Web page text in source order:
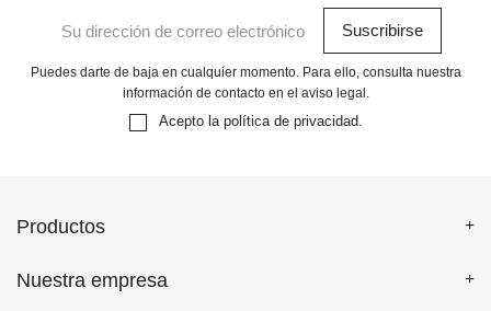
Puedes darte de baja en cualquier momento. Para ello, consulta nuestra
información de contacto en el aviso legal.
Acepto la política de privacidad.
Productos
Nuestra empresa